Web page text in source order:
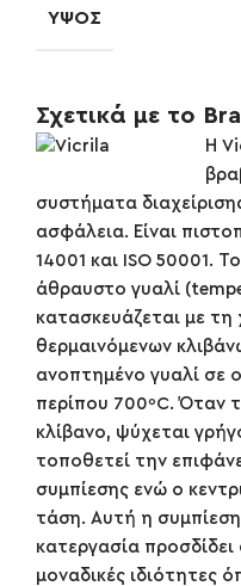
ΎΨΟΣ
Σχετικά με το
Η
συστήματα
ασφάλεια. Είναι
14001 και ISO 50001.
άθραυστο γυαλί
κατασκευάζεται με τη
θερμαινόμενων
ανοπτημένο γυαλί σε
περίπου 700ºC. Όταν
κλίβανο, ψύχεται
τοποθετεί την
συμπίεσης ενώ ο
τάση. Αυτή η
κατεργασία
μοναδικές ιδιότητες